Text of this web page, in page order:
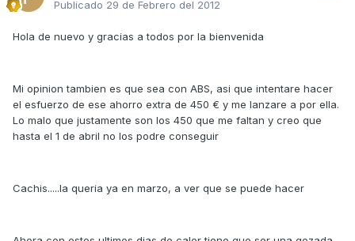
Publicado 29 de Febrero del 2012
Hola de nuevo y gracias a todos por la bienvenida
Mi opinion tambien es que sea con ABS, asi que intentare hacer
el esfuerzo de ese ahorro extra de 450 € y me lanzare a por ella.
Lo malo que justamente son los 450 que me faltan y creo que
hasta el 1 de abril no los podre conseguir
Cachis.....la queria ya en marzo, a ver que se puede hacer